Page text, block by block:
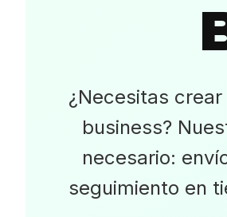
¿Necesitas
business?
necesario:
seguimiento en